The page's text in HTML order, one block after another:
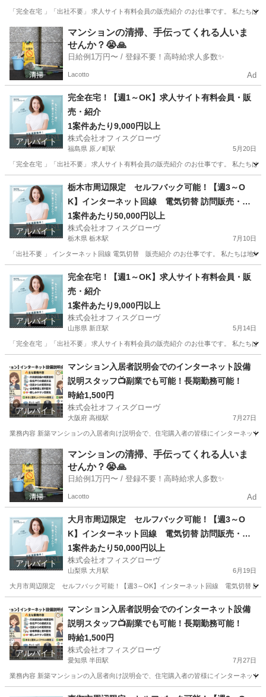
「完全在宅 」「出社不要」 求人サイト有料会員の販売紹介 のお仕事です。 私たち
山形 飽海郡 吹浦駅 営業 求人サイト
マンションの清掃、手伝ってくれる人いま
せんか？😭🙏
日給例1万円〜 / 登録不要！高時給求人多数✨
Lacotto Ad
アルバイト
完全在宅！【週1～OK】求人サイト有料会員・販
売・紹介
1案件あたり9,000円以上
株式会社オフィスグローヴ
福島県 原ノ町駅 5月20日
「完全在宅 」「出社不要」 求人サイト有料会員の販売紹介 のお仕事です。 私たち
原ノ町駅 営業 求人サイト
アルバイト
栃木市周辺限定 セルフバック可能！【週3～O
K】インターネット回線 電気切替 訪問販売・紹
介
1案件あたり50,000円以上
株式会社オフィスグローヴ
栃木県 栃木駅 7月10日
「出社不要 」 インターネット回線 電気切替 販売紹介 のお仕事です。 私たちは地
栃木駅 営業 セルフ
アルバイト
完全在宅！【週1～OK】求人サイト有料会員・販
売・紹介
1案件あたり9,000円以上
株式会社オフィスグローヴ
山形県 新庄駅 5月14日
「完全在宅 」「出社不要」 求人サイト有料会員の販売紹介 のお仕事です。 私たち
営業 求人サイト
アルバイト
マンション入居者説明会でのインターネット設備
説明スタッフ📺副業でも可能！長期勤務可能！
時給1,500円
株式会社オフィスグローヴ
大阪府 高槻駅 7月27日
業務内容 新築マンションの入居者向け説明会で、住宅購入者の皆様にインターネッ
大阪 高槻市 高槻駅 接客 スタッフ
マンションの清掃、手伝ってくれる人いま
せんか？😭🙏
日給例1万円〜 / 登録不要！高時給求人多数✨
Lacotto Ad
アルバイト
大月市周辺限定 セルフバック可能！【週3～O
K】インターネット回線 電気切替 訪問販売・紹
介
1案件あたり50,000円以上
株式会社オフィスグローヴ
山梨県 大月駅 6月19日
大月市周辺限定 セルフバック可能！【週3～OK】インターネット回線 電気切替 訪
営業 セルフ
アルバイト
マンション入居者説明会でのインターネット設備
説明スタッフ📺副業でも可能！長期勤務可能！
時給1,500円
株式会社オフィスグローヴ
愛知県 半田駅 7月27日
業務内容 新築マンションの入居者向け説明会で、住宅購入者の皆様にインターネッ
半田駅 接客 スタッフ